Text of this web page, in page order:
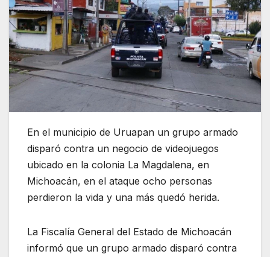
En el municipio de Uruapan un grupo armado
disparó contra un negocio de videojuegos
ubicado en la colonia La Magdalena, en
Michoacán, en el ataque ocho personas
perdieron la vida y una más quedó herida.
La Fiscalía General del Estado de Michoacán
informó que un grupo armado disparó contra